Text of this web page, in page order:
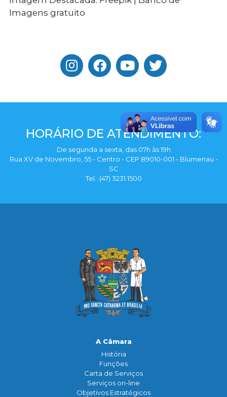
Imagens gratuito
HORÁRIO DE ATENDIMENTO:
De segunda a sexta, das 07h às 19h
Rua XV de Novembro, 55 - Centro - CEP 89010-001 - Blumenau -
SC
Tel.: (47) 3231.1500
A Câmara
História
Funçōes
Carta de Serviços
Serviços on-line
Objetivos Estratégicos